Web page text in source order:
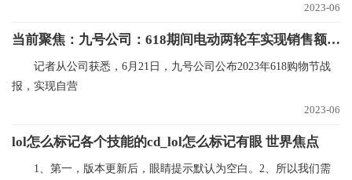
2023-06
当前聚焦：九号公司：618期间电动两轮车实现销售额6.85亿元 同比增长101%
记者从公司获悉，6月21日，九号公司公布2023年618购物节战
报，实现自营
2023-06
lol怎么标记各个技能的cd_lol怎么标记有眼 世界焦点
1、第一，版本更新后，眼睛提示默认为空白。2、所以我们需